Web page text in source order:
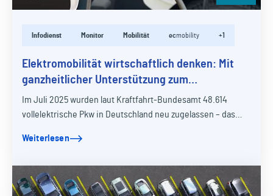
Infodienst Monitor Mobilität ecmobility +1
Elektromobilität wirtschaftlich denken: Mit
ganzheitlicher Unterstützung zum
klimafreundlichen Fuhrpark
Im Juli 2025 wurden laut Kraftfahrt-Bundesamt 48.614
vollelektrische Pkw in Deutschland neu zugelassen – das
Weiterlesen